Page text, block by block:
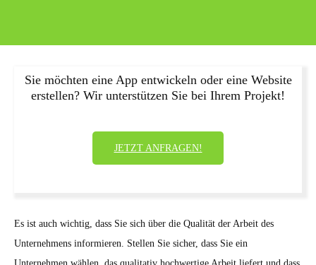
Sie möchten eine App entwickeln oder eine Website
erstellen? Wir unterstützen Sie bei Ihrem Projekt!
JETZT ANFRAGEN!
Es ist auch wichtig, dass Sie sich über die Qualität der Arbeit des
Unternehmens informieren. Stellen Sie sicher, dass Sie ein